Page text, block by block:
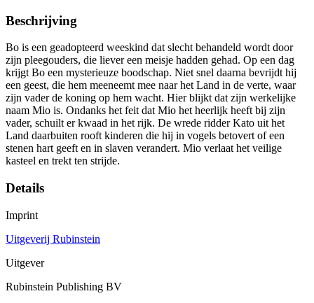
Beschrijving
Bo is een geadopteerd weeskind dat slecht behandeld wordt door
zijn pleegouders, die liever een meisje hadden gehad. Op een dag
krijgt Bo een mysterieuze boodschap. Niet snel daarna bevrijdt hij
een geest, die hem meeneemt mee naar het Land in de verte, waar
zijn vader de koning op hem wacht. Hier blijkt dat zijn werkelijke
naam Mio is. Ondanks het feit dat Mio het heerlijk heeft bij zijn
vader, schuilt er kwaad in het rijk. De wrede ridder Kato uit het
Land daarbuiten rooft kinderen die hij in vogels betovert of een
stenen hart geeft en in slaven verandert. Mio verlaat het veilige
kasteel en trekt ten strijde.
Details
Imprint
Uitgeverij Rubinstein
Uitgever
Rubinstein Publishing BV